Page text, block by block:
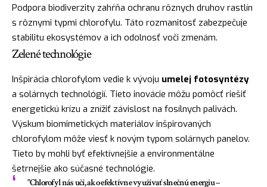
Podpora biodiverzity zahŕňa ochranu rôznych druhov rastlín
s rôznymi typmi chlorofylu. Táto rozmanitosť zabezpečuje
stabilitu ekosystémov a ich odolnosť voči zmenám.
Zelené technológie
Inšpirácia chlorofylom vedie k vývoju umelej fotosyntézy
a solárnych technológií. Tieto inovácie môžu pomôcť riešiť
energetickú krízu a znížiť závislost na fosílnych palivách.
Výskum biomimetických materiálov inšpirovaných
chlorofylom môže viesť k novým typom solárnych panelov.
Tieto by mohli byť efektívnejšie a environmentálne
šetrnejšie ako súčasné technológie.
"Chlorofyl nás učí, ako efektívne využívať slnečnú energiu –